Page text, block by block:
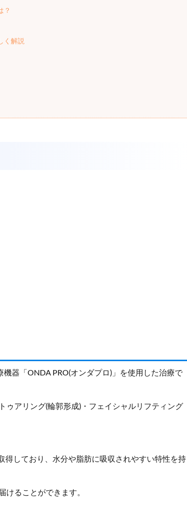
？
く解説
器「ONDA PRO(オンダプロ)」を使用した治療で
ゥアリング(輪郭形成)・フェイシャルリフティング
得しており、水分や脂肪に吸収されやすい特性を持
けることができます。